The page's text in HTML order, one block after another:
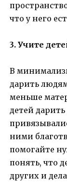
что у него
3. Учите
В
дарить
меньше
детей
ними
помогайте
понять, что
других и